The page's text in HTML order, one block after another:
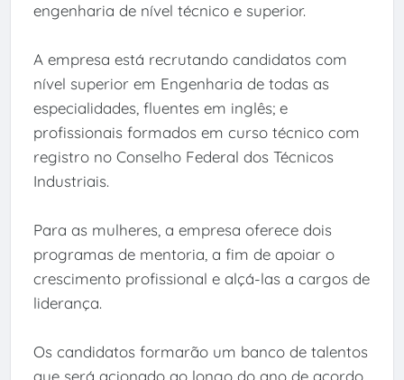
engenharia de nível técnico e superior.
A empresa está recrutando candidatos com
nível superior em Engenharia de todas as
especialidades, fluentes em inglês; e
profissionais formados em curso técnico com
registro no Conselho Federal dos Técnicos
Industriais.
Para as mulheres, a empresa oferece dois
programas de mentoria, a fim de apoiar o
crescimento profissional e alçá-las a cargos de
liderança.
Os candidatos formarão um banco de talentos
que será acionado ao longo do ano de acordo